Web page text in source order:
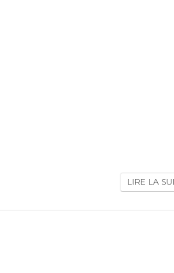
LIRE LA